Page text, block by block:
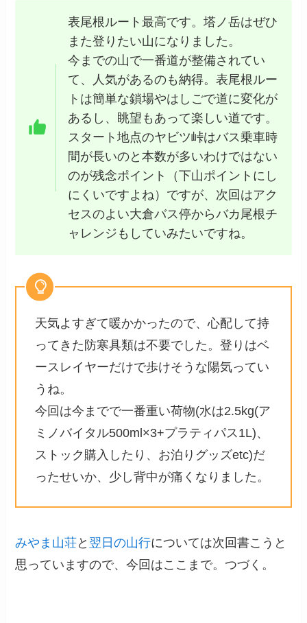
表尾根ルート最高です。塔ノ岳はぜひ
また登りたい山になりました。
今までの山で一番道が整備されてい
て、人気があるのも納得。表尾根ルー
トは簡単な鎖場やはしごで道に変化が
あるし、眺望もあって楽しい道です。
スタート地点のヤビツ峠はバス乗車時
間が長いのと本数が多いわけではない
のが残念ポイント（下山ポイントにし
にくいですよね）ですが、次回はアク
セスのよい大倉バス停からバカ尾根チ
ャレンジもしていみたいですね。
天気よすぎて暖かかったので、心配して持
ってきた防寒具類は不要でした。登りはベ
ースレイヤーだけで歩けそうな陽気ってい
うね。
今回は今までで一番重い荷物(水は2.5kg(ア
ミノバイタル500ml×3+プラティパス1L)、
ストック購入したり、お泊りグッズetc)だ
ったせいか、少し背中が痛くなりました。
みやま山荘と 翌日の山行については次回書こうと
思っていますので、今回はここまで。つづく。